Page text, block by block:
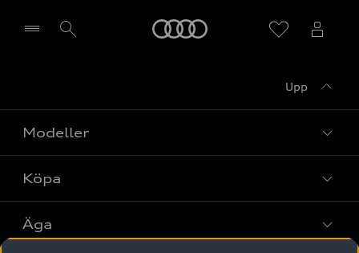
Upp
Modeller
Alla modeller
Elbilar
Köpa
Privaterbjudanden
Äga